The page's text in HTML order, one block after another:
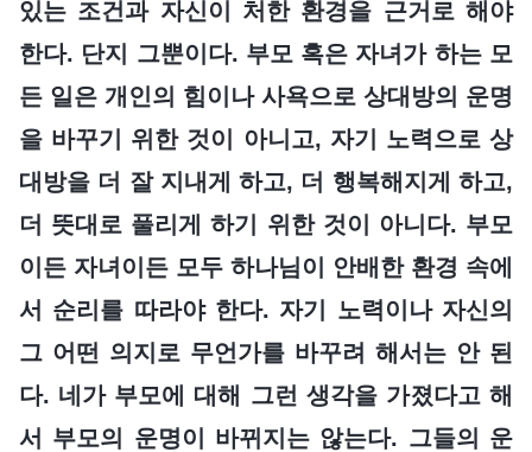
있는 조건과 자신이 처한 환경을 근거로 해야
한다. 단지 그뿐이다. 부모 혹은 자녀가 하는 모
든 일은 개인의 힘이나 사욕으로 상대방의 운명
을 바꾸기 위한 것이 아니고, 자기 노력으로 상
대방을 더 잘 지내게 하고, 더 행복해지게 하고,
더 뜻대로 풀리게 하기 위한 것이 아니다. 부모
이든 자녀이든 모두 하나님이 안배한 환경 속에
서 순리를 따라야 한다. 자기 노력이나 자신의
그 어떤 의지로 무언가를 바꾸려 해서는 안 된
다. 네가 부모에 대해 그런 생각을 가졌다고 해
서 부모의 운명이 바뀌지는 않는다. 그들의 운